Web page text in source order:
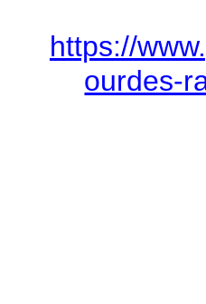
https://
ourdes-